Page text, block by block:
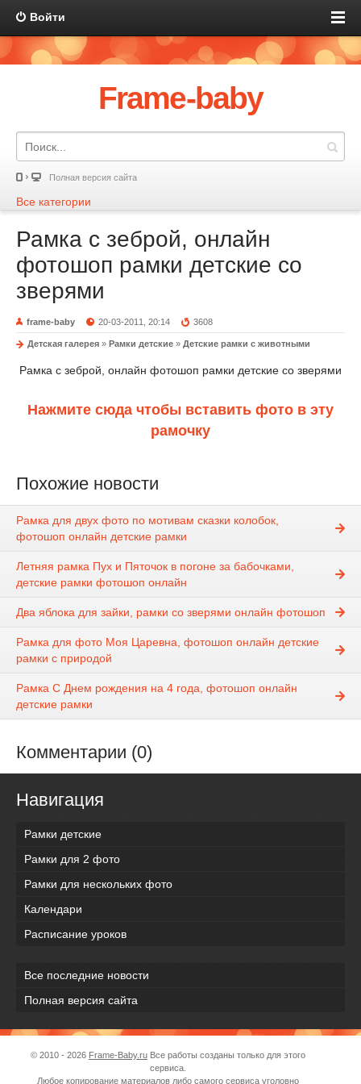
Войти
Frame-baby
Полная версия сайта
Все категории
Рамка с зеброй, онлайн
фотошоп рамки детские со
зверями
frame-baby 20-03-2011, 20:14 3608
Детская галерея » Рамки детские » Детские рамки с животными
Рамка с зеброй, онлайн фотошоп рамки детские со зверями
Нажмите сюда чтобы вставить фото в эту
рамочку
Похожие новости
Рамка для двух фото по мотивам сказки колобок,
фотошоп онлайн детские рамки
Летняя рамка Пух и Пяточок в погоне за бабочками,
детские рамки фотошоп онлайн
Два яблока для зайки, рамки со зверями онлайн фотошоп
Рамка для фото Моя Царевна, фотошоп онлайн детские
рамки с природой
Рамка С Днем рождения на 4 года, фотошоп онлайн
детские рамки
Комментарии (0)
Навигация
Рамки детские
Рамки для 2 фото
Рамки для нескольких фото
Календари
Расписание уроков
Все последние новости
Полная версия сайта
© 2010 - 2026 Frame-Baby.ru Все работы созданы только для этого
сервиса.
Любое копирование материалов либо самого сервиса уголовно